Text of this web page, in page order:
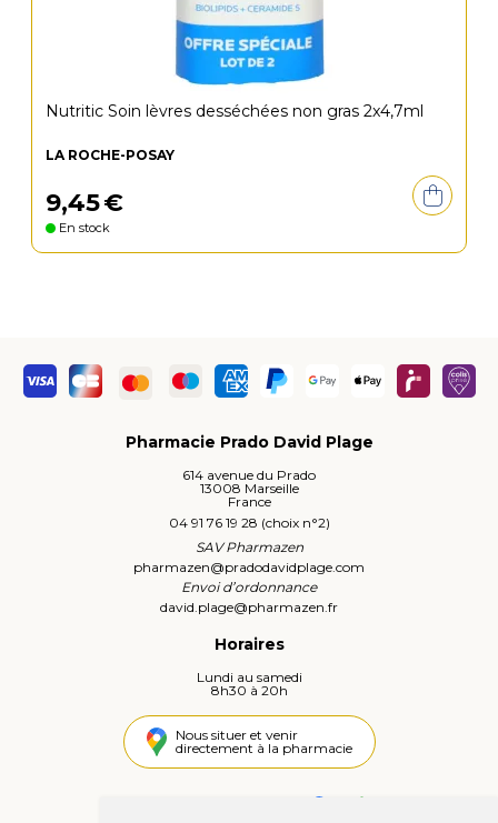
Nutritic Soin lèvres desséchées non gras 2x4,7ml
LA ROCHE-POSAY
9,45€
En stock
Pharmacie Prado David Plage
614 avenue du Prado
13008 Marseille
France
04 91 76 19 28 (choix n°2)
SAV Pharmazen
pharmazen@pradodavidplage.com
Envoi d’ordonnance
david.plage@pharmazen.fr
Horaires
Lundi au samedi
8h30 à 20h
Nous situer et venir
directement à la pharmacie